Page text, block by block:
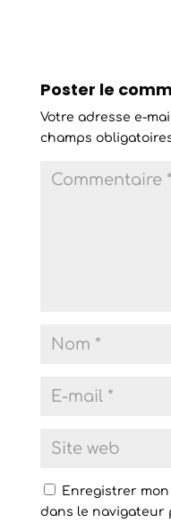
Poster le
Votre adresse e-
champs
Enregistrer
dans le navigateur